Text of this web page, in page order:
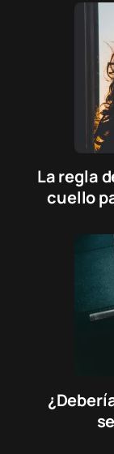
La regla
cuello